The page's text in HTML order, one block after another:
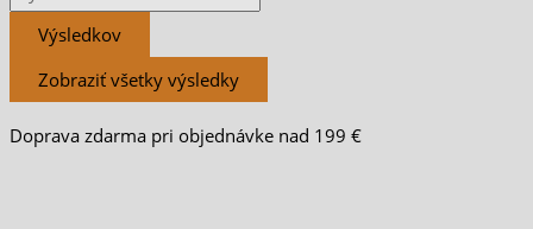
Výsledkov
Zobraziť všetky výsledky
Doprava zdarma pri objednávke nad 199 €